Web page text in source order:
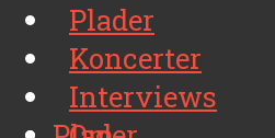
Plader
Koncerter
Interviews